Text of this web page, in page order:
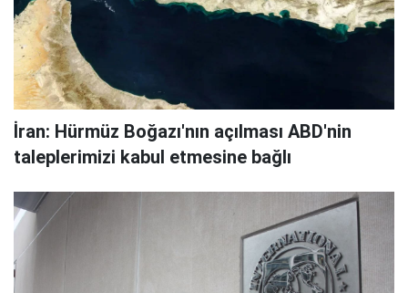
İran: Hürmüz Boğazı'nın açılması ABD'nin
taleplerimizi kabul etmesine bağlı